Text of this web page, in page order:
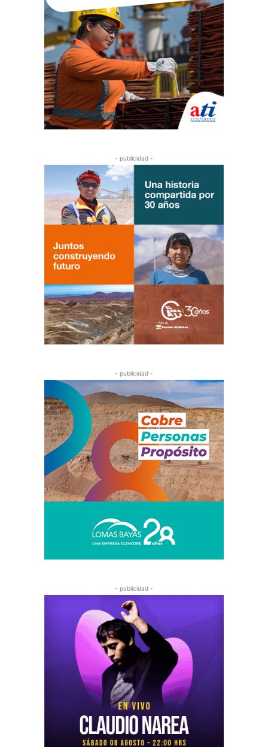
- publicidad -
- publicidad -
- publicidad -